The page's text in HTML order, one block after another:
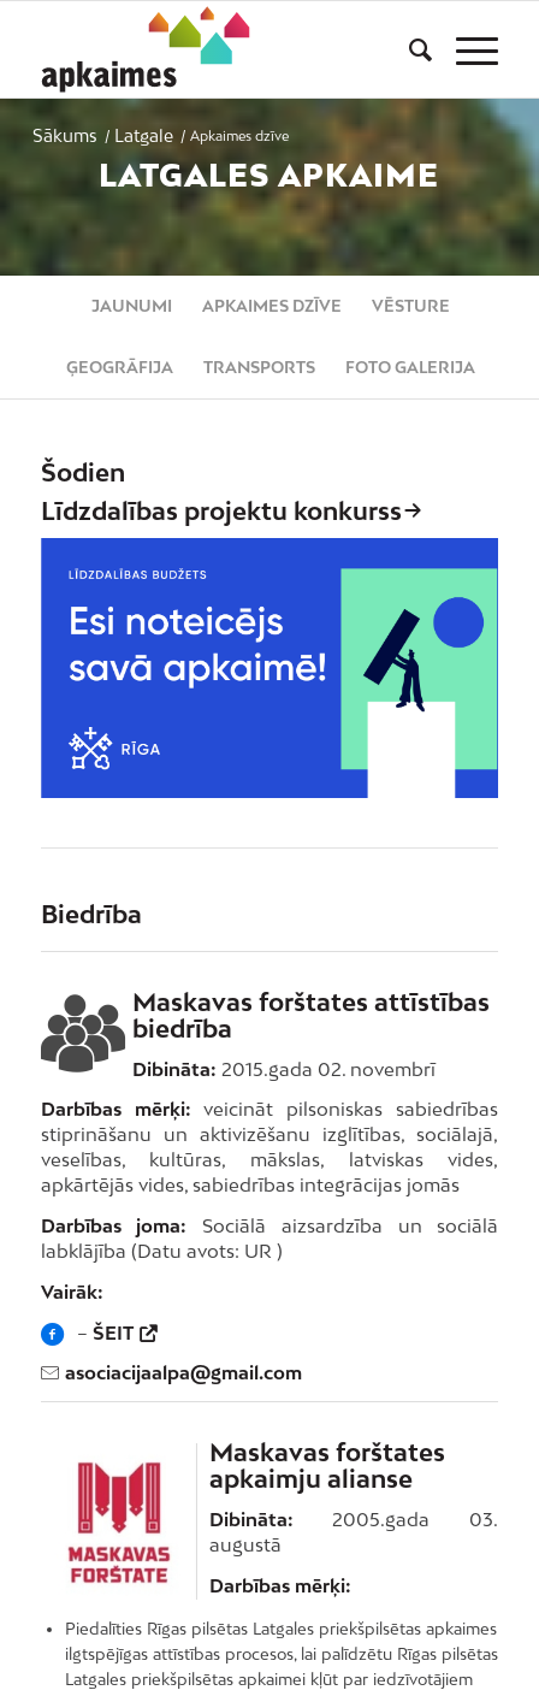
Sākums / Latgale / Apkaimes dzīve
LATGALES APKAIME
JAUNUMI APKAIMES DZĪVE VĒSTURE
ĢEOGRĀFIJA TRANSPORTS FOTO GALERIJA
Šodien
Līdzdalības projektu konkurss
Biedrība
Maskavas forštates attīstības
biedrība
Dibināta: 2015.gada 02. novembrī
Darbības mērķi: veicināt pilsoniskas sabiedrības
stiprināšanu un aktivizēšanu izglītības, sociālajā,
veselības, kultūras, mākslas, latviskas vides,
apkārtējās vides, sabiedrības integrācijas jomās
Darbības joma: Sociālā aizsardzība un sociālā
labklājība (Datu avots: UR )
Vairāk:
–ŠEIT
asociacijaalpa@gmail.com
Maskavas forštates
apkaimju alianse
Dibināta: 2005.gada 03.
augustā
Darbības mērķi:
Piedalīties Rīgas pilsētas Latgales priekšpilsētas apkaimes
ilgtspējīgas attīstības procesos, lai palīdzētu Rīgas pilsētas
Latgales priekšpilsētas apkaimei kļūt par iedzīvotājiem